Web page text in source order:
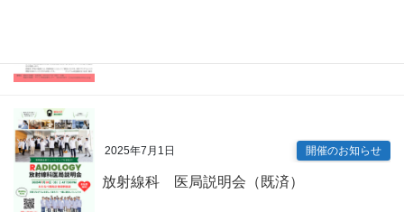
2025年7月1日 開催のお知らせ
放射線科 医局説明会（既済）